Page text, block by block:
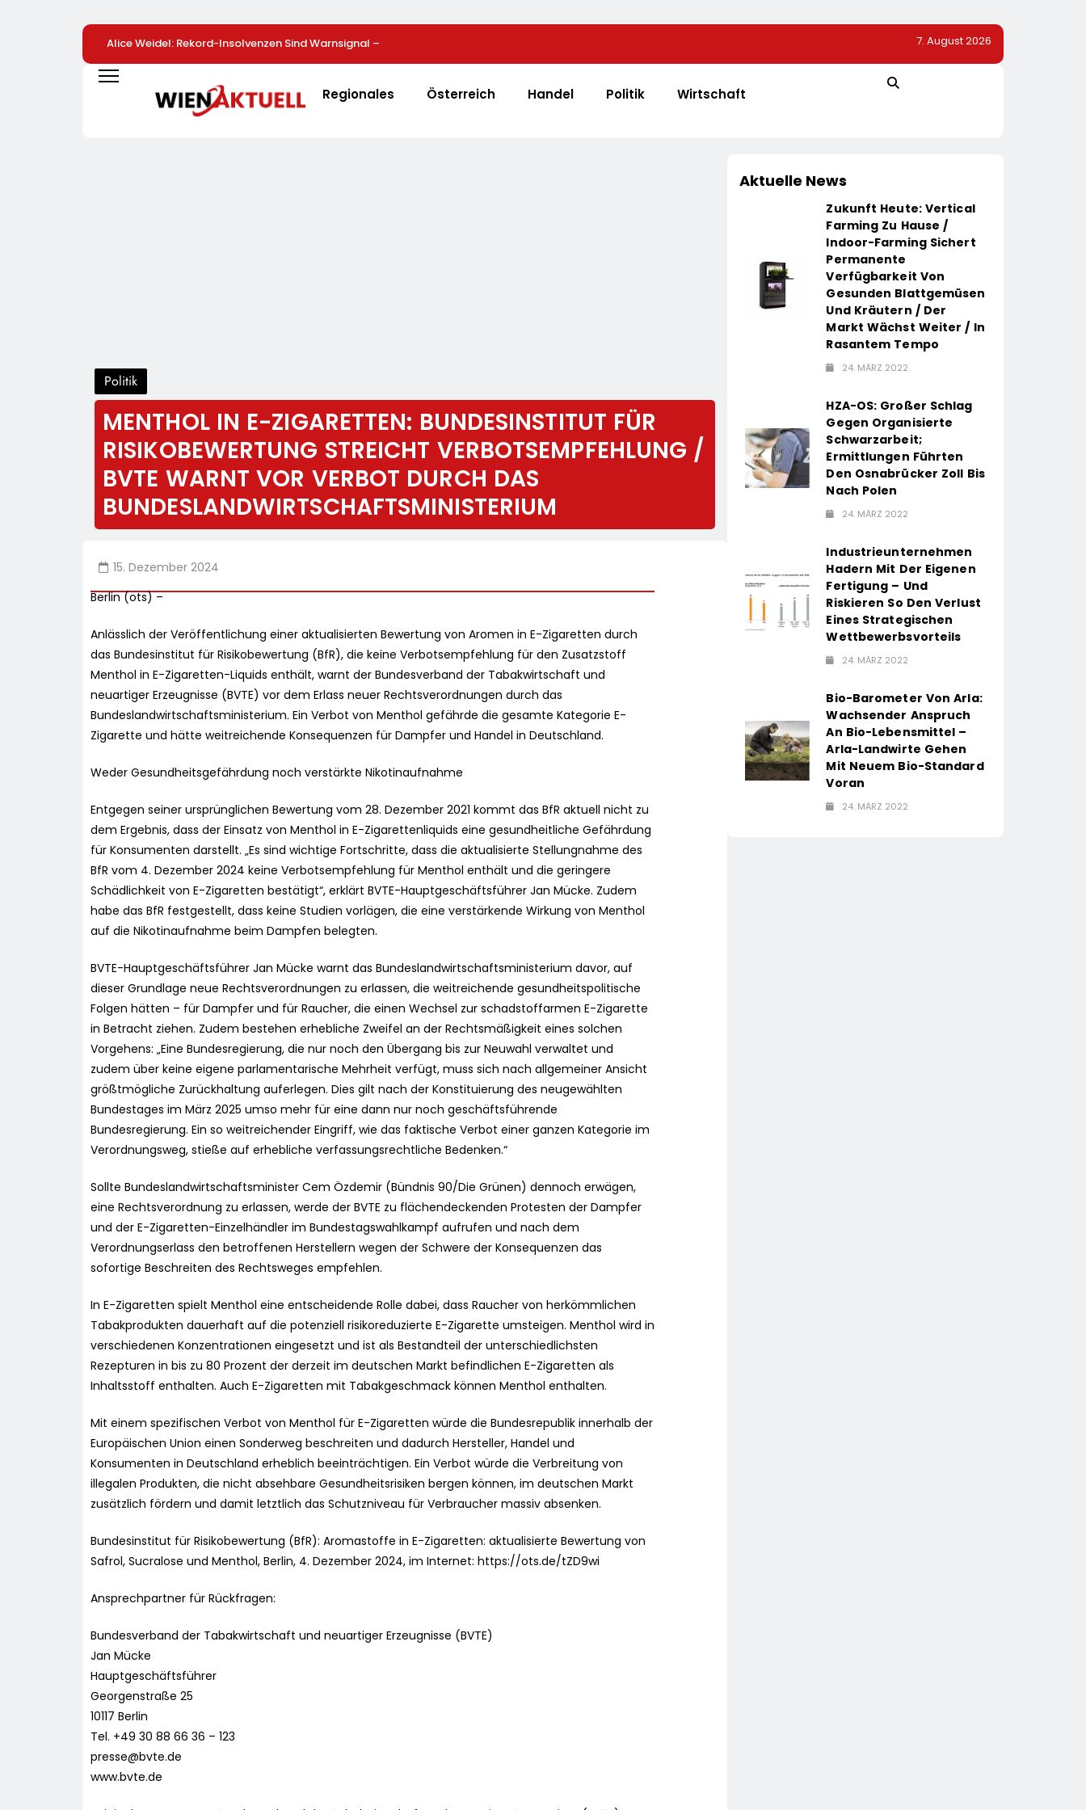
Alice Weidel: Rekord-Insolvenzen Sind Warnsignal –
Bundesregierung Verschärft Die Wirtschaftskrise
NATURKIND-Welt Bei EDEKA
Warum Firmen Nicht An Benefits Sparen Sollten: VW
Vorbild
7. August 2026
Regionales Österreich Handel Politik Wirtschaft
Politik
MENTHOL IN E-ZIGARETTEN: BUNDESINSTITUT FÜR
RISIKOBEWERTUNG STREICHT VERBOTSEMPFEHLUNG /
BVTE WARNT VOR VERBOT DURCH DAS
BUNDESLANDWIRTSCHAFTSMINISTERIUM
15. Dezember 2024
Berlin (ots) –
Anlässlich der Veröffentlichung einer aktualisierten Bewertung von Aromen in E-Zigaretten durch
das Bundesinstitut für Risikobewertung (BfR), die keine Verbotsempfehlung für den Zusatzstoff
Menthol in E-Zigaretten-Liquids enthält, warnt der Bundesverband der Tabakwirtschaft und
neuartiger Erzeugnisse (BVTE) vor dem Erlass neuer Rechtsverordnungen durch das
Bundeslandwirtschaftsministerium. Ein Verbot von Menthol gefährde die gesamte Kategorie E-
Zigarette und hätte weitreichende Konsequenzen für Dampfer und Handel in Deutschland.
Weder Gesundheitsgefährdung noch verstärkte Nikotinaufnahme
Entgegen seiner ursprünglichen Bewertung vom 28. Dezember 2021 kommt das BfR aktuell nicht zu
dem Ergebnis, dass der Einsatz von Menthol in E-Zigarettenliquids eine gesundheitliche Gefährdung
für Konsumenten darstellt. „Es sind wichtige Fortschritte, dass die aktualisierte Stellungnahme des
BfR vom 4. Dezember 2024 keine Verbotsempfehlung für Menthol enthält und die geringere
Schädlichkeit von E-Zigaretten bestätigt“, erklärt BVTE-Hauptgeschäftsführer Jan Mücke. Zudem
habe das BfR festgestellt, dass keine Studien vorlägen, die eine verstärkende Wirkung von Menthol
auf die Nikotinaufnahme beim Dampfen belegten.
BVTE-Hauptgeschäftsführer Jan Mücke warnt das Bundeslandwirtschaftsministerium davor, auf
dieser Grundlage neue Rechtsverordnungen zu erlassen, die weitreichende gesundheitspolitische
Folgen hätten – für Dampfer und für Raucher, die einen Wechsel zur schadstoffarmen E-Zigarette
in Betracht ziehen. Zudem bestehen erhebliche Zweifel an der Rechtsmäßigkeit eines solchen
Vorgehens: „Eine Bundesregierung, die nur noch den Übergang bis zur Neuwahl verwaltet und
zudem über keine eigene parlamentarische Mehrheit verfügt, muss sich nach allgemeiner Ansicht
größtmögliche Zurückhaltung auferlegen. Dies gilt nach der Konstituierung des neugewählten
Bundestages im März 2025 umso mehr für eine dann nur noch geschäftsführende
Bundesregierung. Ein so weitreichender Eingriff, wie das faktische Verbot einer ganzen Kategorie im
Verordnungsweg, stieße auf erhebliche verfassungsrechtliche Bedenken.“
Sollte Bundeslandwirtschaftsminister Cem Özdemir (Bündnis 90/Die Grünen) dennoch erwägen,
eine Rechtsverordnung zu erlassen, werde der BVTE zu flächendeckenden Protesten der Dampfer
und der E-Zigaretten-Einzelhändler im Bundestagswahlkampf aufrufen und nach dem
Verordnungserlass den betroffenen Herstellern wegen der Schwere der Konsequenzen das
sofortige Beschreiten des Rechtsweges empfehlen.
In E-Zigaretten spielt Menthol eine entscheidende Rolle dabei, dass Raucher von herkömmlichen
Tabakprodukten dauerhaft auf die potenziell risikoreduzierte E-Zigarette umsteigen. Menthol wird in
verschiedenen Konzentrationen eingesetzt und ist als Bestandteil der unterschiedlichsten
Rezepturen in bis zu 80 Prozent der derzeit im deutschen Markt befindlichen E-Zigaretten als
Inhaltsstoff enthalten. Auch E-Zigaretten mit Tabakgeschmack können Menthol enthalten.
Mit einem spezifischen Verbot von Menthol für E-Zigaretten würde die Bundesrepublik innerhalb der
Europäischen Union einen Sonderweg beschreiten und dadurch Hersteller, Handel und
Konsumenten in Deutschland erheblich beeinträchtigen. Ein Verbot würde die Verbreitung von
illegalen Produkten, die nicht absehbare Gesundheitsrisiken bergen können, im deutschen Markt
zusätzlich fördern und damit letztlich das Schutzniveau für Verbraucher massiv absenken.
Bundesinstitut für Risikobewertung (BfR): Aromastoffe in E-Zigaretten: aktualisierte Bewertung von
Safrol, Sucralose und Menthol, Berlin, 4. Dezember 2024, im Internet: https://ots.de/tZD9wi
Ansprechpartner für Rückfragen:
Bundesverband der Tabakwirtschaft und neuartiger Erzeugnisse (BVTE)
Jan Mücke
Hauptgeschäftsführer
Georgenstraße 25
10117 Berlin
Tel. +49 30 88 66 36 – 123
presse@bvte.de
www.bvte.de
Aktuelle News
Zukunft Heute: Vertical
Farming Zu Hause /
Indoor-Farming Sichert
Permanente
Verfügbarkeit Von
Gesunden Blattgemüsen
Und Kräutern / Der
Markt Wächst Weiter / In
Rasantem Tempo
24. MÄRZ 2022
HZA-OS: Großer Schlag
Gegen Organisierte
Schwarzarbeit;
Ermittlungen Führten
Den Osnabrücker Zoll Bis
Nach Polen
24. MÄRZ 2022
Industrieunternehmen
Hadern Mit Der Eigenen
Fertigung – Und
Riskieren So Den Verlust
Eines Strategischen
Wettbewerbsvorteils
24. MÄRZ 2022
Bio-Barometer Von Arla:
Wachsender Anspruch
An Bio-Lebensmittel –
Arla-Landwirte Gehen
Mit Neuem Bio-Standard
Voran
24. MÄRZ 2022